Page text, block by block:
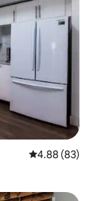
औसत रेटिंग 5 में
4.88 (83)